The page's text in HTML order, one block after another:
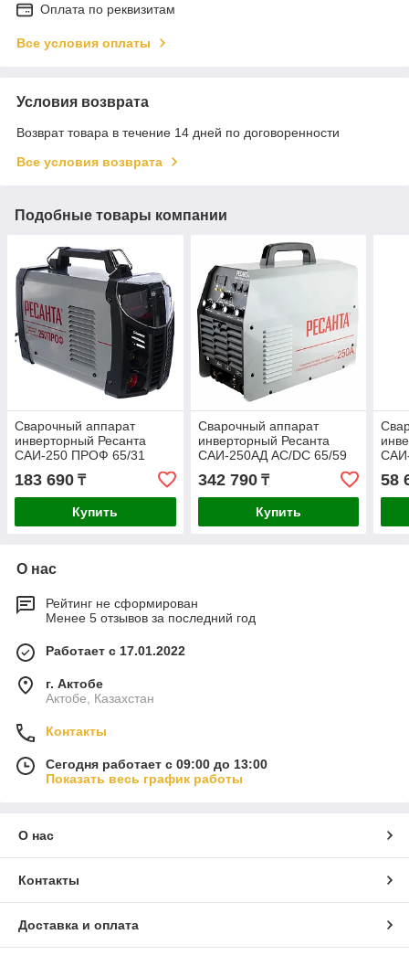
Оплата по реквизитам
Все условия оплаты
Условия возврата
Возврат товара в течение 14 дней по договоренности
Все условия возврата
Подобные товары компании
Сварочный аппарат
инверторный Ресанта
САИ-250 ПРОФ 65/31
183 690 ₸
Купить
Сварочный аппарат
инверторный Ресанта
САИ-250АД AC/DC 65/59
342 790₸
Купить
58
О нас
Рейтинг не сформирован
Менее 5 отзывов за последний год
Работает с 17.01.2022
г. Актобе
Актобе, Казахстан
Контакты
Сегодня работает с 09:00 до 13:00
Показать весь график работы
О нас
Контакты
Доставка и оплата